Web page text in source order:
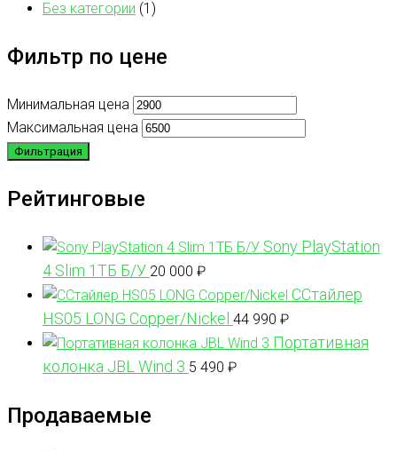
Без категории (1)
Фильтр по цене
Минимальная цена
Максимальная цена
Фильтрация
Рейтинговые
Sony PlayStation
4 Slim 1ТБ Б/У 20 000 ₽
ССтайлер
HS05 LONG Copper/Nickel 44 990 ₽
Портативная
колонка JBL Wind 3 5 490 ₽
Продаваемые